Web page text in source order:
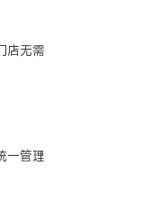
店无需
一管理